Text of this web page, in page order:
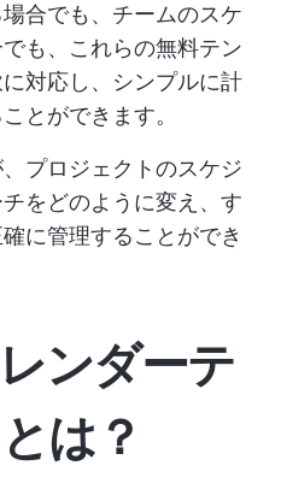
合でも、チームのスケ
も、これらの無料テン
対応し、シンプルに計
とができます。
プロジェクトのスケジ
をどのように変え、す
に管理することができ
ンダーテ
は？